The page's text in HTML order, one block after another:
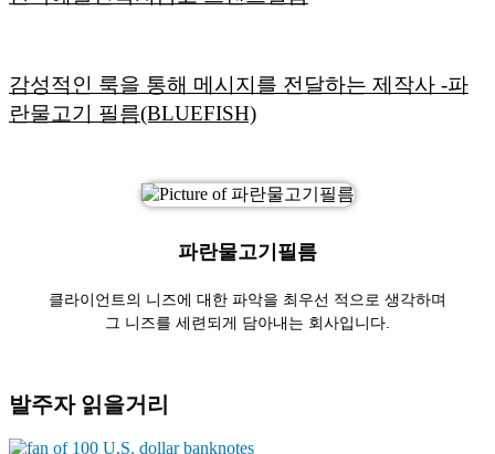
감성적인 룩을 통해 메시지를 전달하는 제작사 -파
란물고기 필름(BLUEFISH)
파란물고기필름
클라이언트의 니즈에 대한 파악을 최우선 적으로 생각하며
그 니즈를 세련되게 담아내는 회사입니다.
발주자 읽을거리